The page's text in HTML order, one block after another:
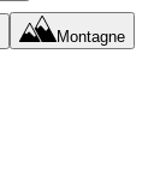
Montagne